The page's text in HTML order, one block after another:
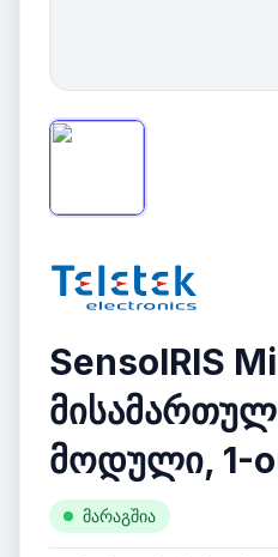
SensoIRIS
მოდული, 1-
მარაგშია